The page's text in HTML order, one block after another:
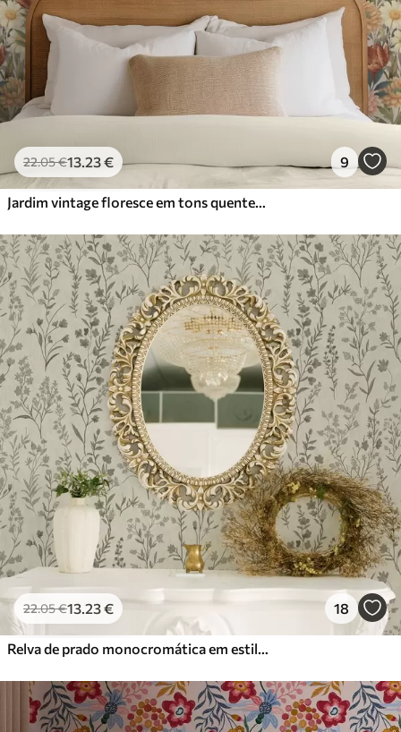
22.05€13.23€ 9
Jardim vintage floresce em tons quentes de terracota e pêssego
22.05€13.23€ 18
Relva de prado monocromática em estilo vintage